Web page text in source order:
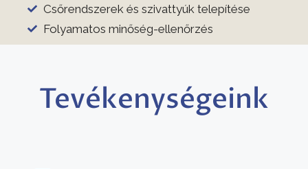
Csőrendszerek és szivattyúk telepítése
Folyamatos minőség-ellenőrzés
Tevékenységeink